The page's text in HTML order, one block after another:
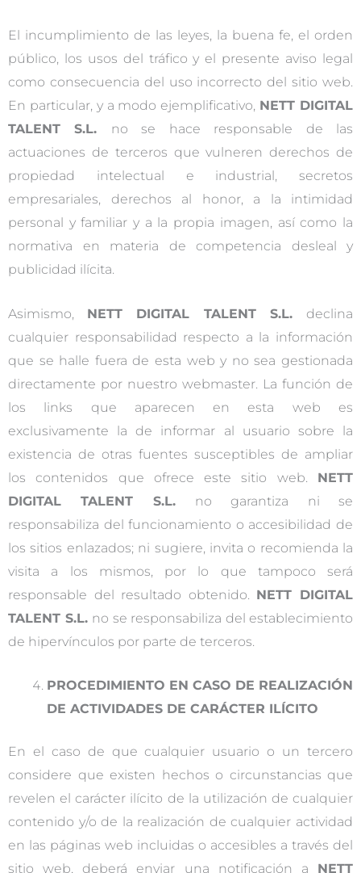
El incumplimiento de las leyes, la buena fe, el orden
público, los usos del tráfico y el presente aviso legal
como consecuencia del uso incorrecto del sitio web.
En particular, y a modo ejemplificativo, NETT DIGITAL
TALENT S.L.
no se hace responsable de las
actuaciones de terceros que vulneren derechos de
propiedad intelectual e industrial, secretos
empresariales, derechos al honor, a la intimidad
personal y familiar y a la propia imagen, así como la
normativa en materia de competencia desleal y
publicidad ilícita.
Asimismo, NETT DIGITAL TALENT S.L.
declina
cualquier responsabilidad respecto a la información
que se halle fuera de esta web y no sea gestionada
directamente por nuestro webmaster. La función de
los links que aparecen en esta web es
exclusivamente la de informar al usuario sobre la
existencia de otras fuentes susceptibles de ampliar
los contenidos que ofrece este sitio web. NETT
DIGITAL TALENT S.L.
no garantiza ni se
responsabiliza del funcionamiento o accesibilidad de
los sitios enlazados; ni sugiere, invita o recomienda la
visita a los mismos, por lo que tampoco será
responsable del resultado obtenido. NETT DIGITAL
TALENT S.L. no se responsabiliza del establecimiento
de hipervínculos por parte de terceros.
PROCEDIMIENTO EN CASO DE REALIZACIÓN
DE ACTIVIDADES DE CARÁCTER ILÍCITO
En el caso de que cualquier usuario o un tercero
considere que existen hechos o circunstancias que
revelen el carácter ilícito de la utilización de cualquier
contenido y/o de la realización de cualquier actividad
en las páginas web incluidas o accesibles a través del
sitio web, deberá enviar una notificación a NETT